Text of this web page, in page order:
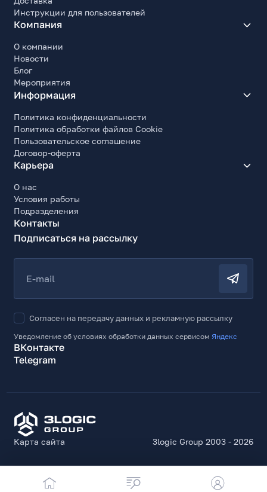
Инструкции для пользователей
Компания
О компании
Новости
Блог
Мероприятия
Информация
Политика конфиденциальности
Политика обработки файлов Cookie
Пользовательское соглашение
Договор-оферта
Карьера
О нас
Условия работы
Подразделения
Контакты
Подписаться на рассылку
E-mail
Согласен на передачу данных и рекламную рассылку
Уведомление об условиях обработки данных сервисомЯндекс
ВКонтакте
Telegram
Карта сайта 3logic Group 2003 - 2026